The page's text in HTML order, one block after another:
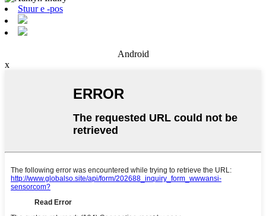
Stuur e -pos
Android
x